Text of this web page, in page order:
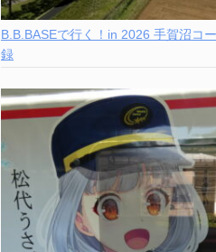
B.B.BASEで行く！in 2026 手賀沼コ
録